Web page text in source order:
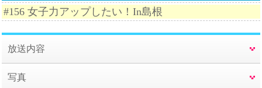
#156 女子力アップしたい！In島根
放送内容
写真